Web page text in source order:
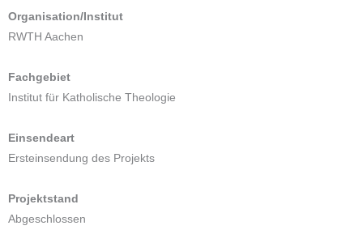
Organisation/Institut
RWTH Aachen
Fachgebiet
Institut für Katholische Theologie
Einsendeart
Ersteinsendung des Projekts
Projektstand
Abgeschlossen